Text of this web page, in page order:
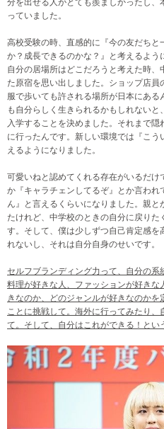
分を出せる人がとても羨ましかったし
っていました。
高校受験の時、直感的に『今の友だち
か？成長できるのかな？』と考えるよう
自分の居場所はどこだろうと考えた時
た原宿を思い出しました。ショップ店
服で歩いても許される場所が日本にあ
も自分らしく生きられるかもしれない
入学することを決めました。それまで
に行ったんです。新しい環境では『こ
えるようになりました。
可愛いねと認めてくれる存在がいるだけ
か『キャラチェンしてるぞ』とか言わ
ん』と言えるくらいになりました。親
たけれど、中学校のときの自分に戻り
す。そして、僕は少しずつ自己肯定感を
れないし、それは自分自身のせいです。
セルフブランディング力って、自分の系
料理が好きな人、ファッションが好き
きなのか、どのジャンルが好きなのか
ことに挑戦して。海外に行ってみたり
て。そして、自分はこれができる！とい